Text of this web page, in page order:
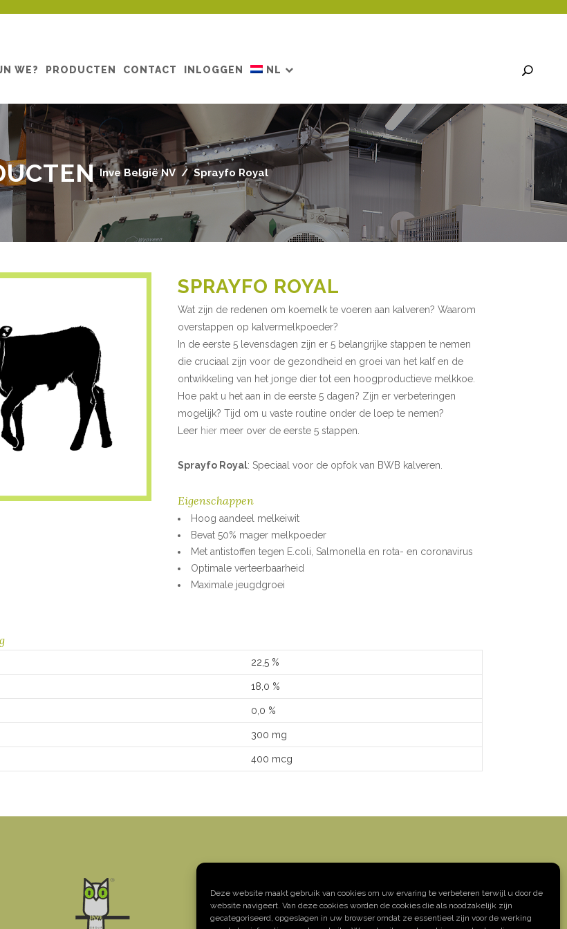
Deze website maakt gebruik van cookies om uw ervaring te verbeteren terwijl u door de
website navigeert. Van deze cookies worden de cookies die als noodzakelijk zijn
gecategoriseerd, opgeslagen in uw browser omdat ze essentieel zijn voor de werking
WE? PRODUCTEN CONTACT INLOGGEN NL
Inve België NV / Sprayfo Royal
SPRAYFO ROYAL
Wat zijn de redenen om koemelk te voeren aan kalveren? Waarom
overstappen op kalvermelkpoeder?
In de eerste 5 levensdagen zijn er 5 belangrijke stappen te nemen
die cruciaal zijn voor de gezondheid en groei van het kalf en de
ontwikkeling van het jonge dier tot een hoogproductieve melkkoe.
Hoe pakt u het aan in de eerste 5 dagen? Zijn er verbeteringen
mogelijk? Tijd om u vaste routine onder de loep te nemen?
Leer hier meer over de eerste 5 stappen.
Sprayfo Royal: Speciaal voor de opfok van BWB kalveren.
Eigenschappen
Hoog aandeel melkeiwit
Bevat 50% mager melkpoeder
Met antistoffen tegen E.coli, Salmonella en rota- en coronavirus
Optimale verteerbaarheid
Maximale jeugdgroei
22,5 %
18,0 %
0,0 %
300 mg
400 mcg
Adres: Oeverstraat 7 – 9200 Baasrode
Tel: +32 52 33 13 20